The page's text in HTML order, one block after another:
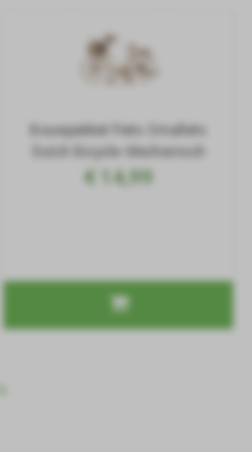
Bouwpakket Fiets Omafiets
Dutch Bicycle- Mechanisch
€ 14,99